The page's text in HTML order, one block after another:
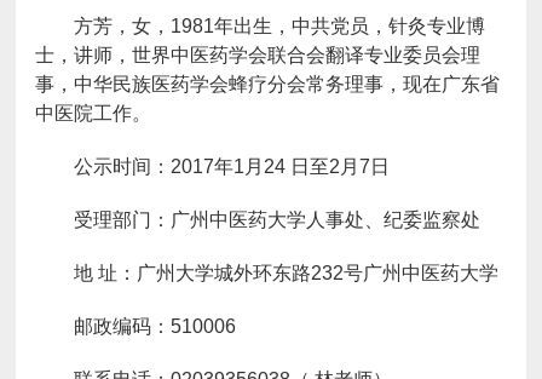
方芳，女，1981年出生，中共党员，针灸专业博
士，讲师，世界中医药学会联合会翻译专业委员会理
事，中华民族医药学会蜂疗分会常务理事，现在广东省
中医院工作。
公示时间：2017年1月24 日至2月7日
受理部门：广州中医药大学人事处、纪委监察处
地 址：广州大学城外环东路232号广州中医药大学
邮政编码：510006